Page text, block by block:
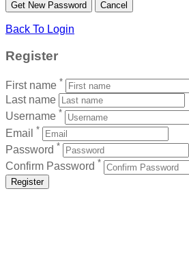
Back To Login
Register
First name *
Last name
Username *
Email *
Password *
Confirm Password *
Register